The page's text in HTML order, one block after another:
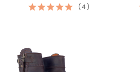
(4)